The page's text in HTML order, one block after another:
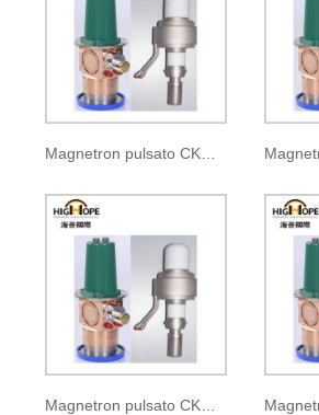
Magnetron pulsato CKM-110B
Magnetron pulsato CKM-120